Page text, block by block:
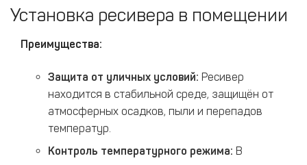
Установка ресивера в помещении
Преимущества:
Защита от уличных условий: Ресивер
находится в стабильной среде, защищён от
атмосферных осадков, пыли и перепадов
температур.​
Контроль температурного режима: В